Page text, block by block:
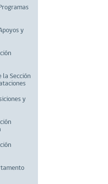
y
la Sección
y